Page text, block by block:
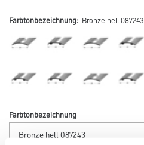
Farbtonbezeichnung: Bronze hell 087243
Farbtonbezeichnung